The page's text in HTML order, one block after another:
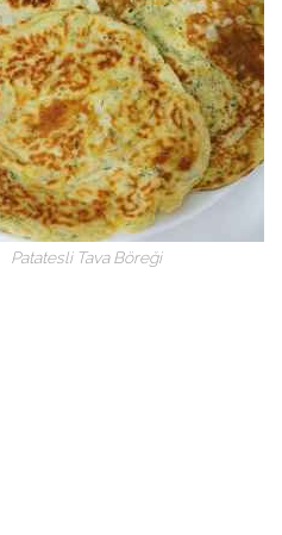
Patatesli Tava Böreği